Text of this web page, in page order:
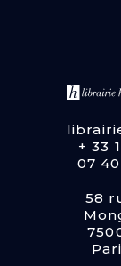
+ 33
07
58